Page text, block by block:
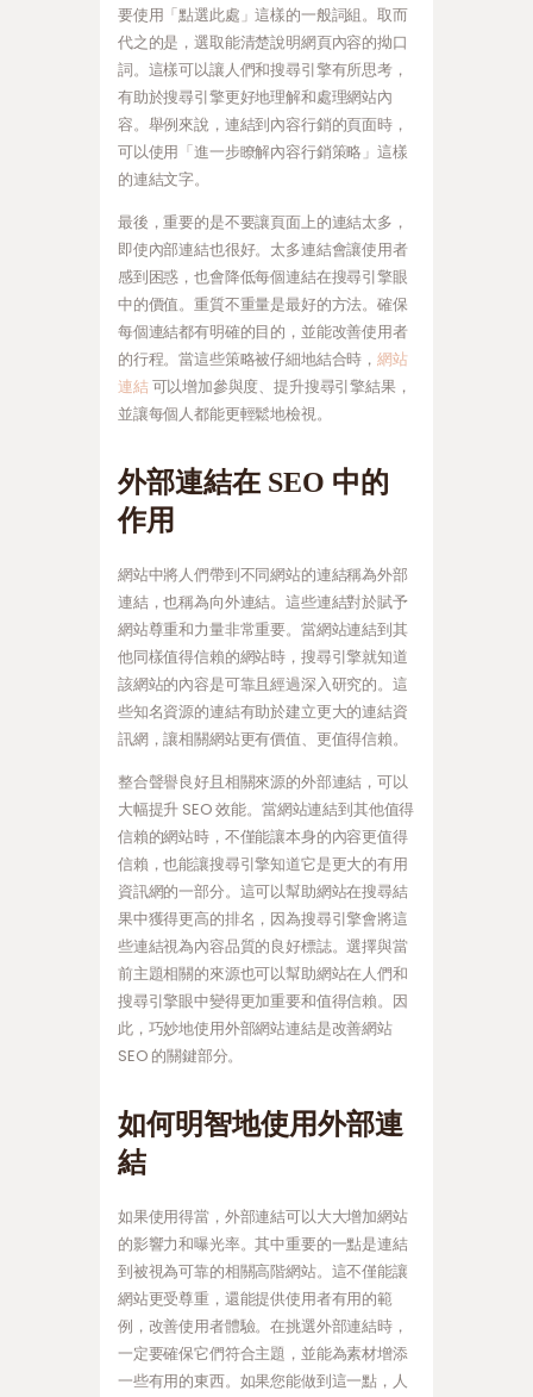
要使用「點選此處」這樣的一般詞組。取而
代之的是，選取能清楚說明網頁內容的拗口
詞。這樣可以讓人們和搜尋引擎有所思考，
有助於搜尋引擎更好地理解和處理網站內
容。舉例來說，連結到內容行銷的頁面時，
可以使用「進一步瞭解內容行銷策略」這樣
的連結文字。
最後，重要的是不要讓頁面上的連結太多，
即使內部連結也很好。太多連結會讓使用者
感到困惑，也會降低每個連結在搜尋引擎眼
中的價值。重質不重量是最好的方法。確保
每個連結都有明確的目的，並能改善使用者
的行程。當這些策略被仔細地結合時，網站
連結可以增加參與度、提升搜尋引擎結果，
並讓每個人都能更輕鬆地檢視。
外部連結在 SEO 中的
作用
網站中將人們帶到不同網站的連結稱為外部
連結，也稱為向外連結。這些連結對於賦予
網站尊重和力量非常重要。當網站連結到其
他同樣值得信賴的網站時，搜尋引擎就知道
該網站的內容是可靠且經過深入研究的。這
些知名資源的連結有助於建立更大的連結資
訊網，讓相關網站更有價值、更值得信賴。
整合聲譽良好且相關來源的外部連結，可以
大幅提升 SEO 效能。當網站連結到其他值得
信賴的網站時，不僅能讓本身的內容更值得
信賴，也能讓搜尋引擎知道它是更大的有用
資訊網的一部分。這可以幫助網站在搜尋結
果中獲得更高的排名，因為搜尋引擎會將這
些連結視為內容品質的良好標誌。選擇與當
前主題相關的來源也可以幫助網站在人們和
搜尋引擎眼中變得更加重要和值得信賴。因
此，巧妙地使用外部網站連結是改善網站
SEO 的關鍵部分。
如何明智地使用外部連
結
如果使用得當，外部連結可以大大增加網站
的影響力和曝光率。其中重要的一點是連結
到被視為可靠的相關高階網站。這不僅能讓
網站更受尊重，還能提供使用者有用的範
例，改善使用者體驗。在挑選外部連結時，
一定要確保它們符合主題，並能為素材增添
一些有用的東西。如果您能做到這一點，人